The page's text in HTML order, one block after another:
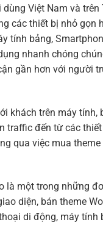
Việt Nam và trên
các thiết bị nhỏ gọn
tính bảng,
nhanh chóng
gần hơn với người
khách trên máy tính,
traffic đến từ các
qua việc mua theme
là một trong những
diện, bán theme
di động, máy tính